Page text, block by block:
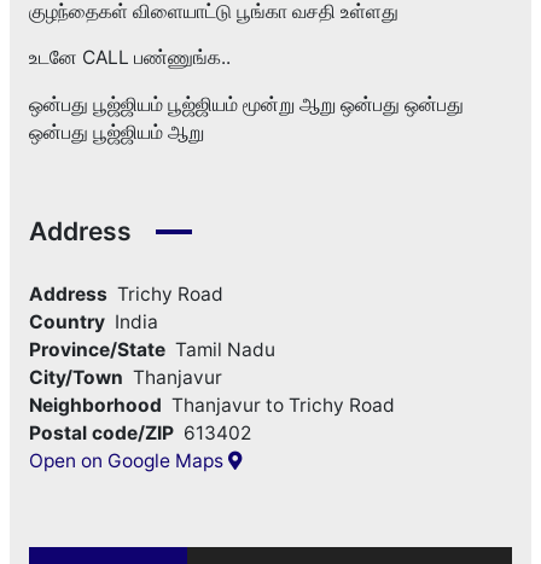
குழந்தைகள் விளையாட்டு பூங்கா வசதி உள்ளது
உடனே CALL பண்ணுங்க..
ஒன்பது பூஜ்ஜியம் பூஜ்ஜியம் மூன்று ஆறு ஒன்பது ஒன்பது
ஒன்பது பூஜ்ஜியம் ஆறு
Address
Address Trichy Road
Country India
Province/State Tamil Nadu
City/Town Thanjavur
Neighborhood Thanjavur to Trichy Road
Postal code/ZIP 613402
Open on Google Maps